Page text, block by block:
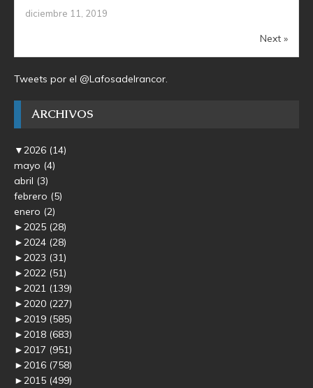
diciembre 11, 2019
Next »
Tweets por el @Lafosadelrancor.
ARCHIVOS
▼2026 (14)
mayo (4)
abril (3)
febrero (5)
enero (2)
►2025 (28)
►2024 (28)
►2023 (31)
►2022 (51)
►2021 (139)
►2020 (227)
►2019 (585)
►2018 (683)
►2017 (951)
►2016 (758)
►2015 (499)